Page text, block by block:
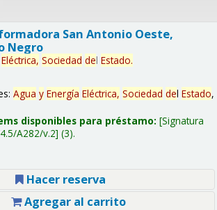
San Antonio Oeste,
Negro
Eléctrica, Sociedad del Estado.
Agua y Energía Eléctrica, Sociedad del Estado,
disponibles para préstamo: Signatura
A282/v.2 (3).
Hacer reserva
Agregar al carrito